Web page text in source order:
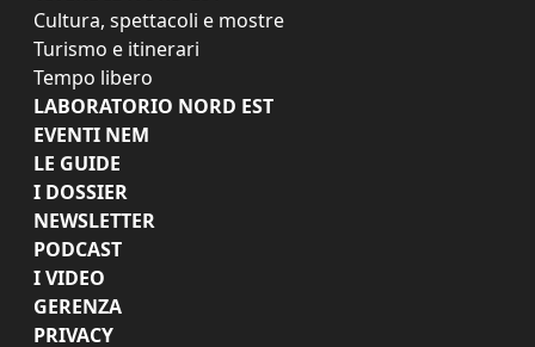
Cultura, spettacoli e mostre
Turismo e itinerari
Tempo libero
LABORATORIO NORD EST
EVENTI NEM
LE GUIDE
I DOSSIER
NEWSLETTER
PODCAST
I VIDEO
GERENZA
PRIVACY